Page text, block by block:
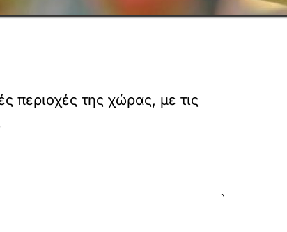
περιοχές της χώρας, με τις